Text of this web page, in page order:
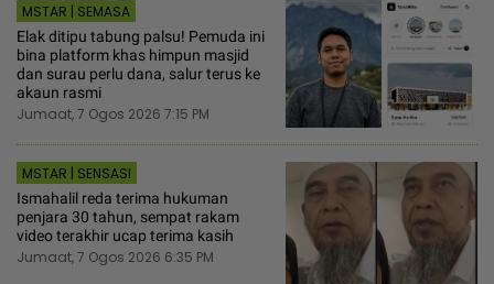
MSTAR | SEMASA
Elak ditipu tabung palsu! Pemuda ini
bina platform khas himpun masjid
dan surau perlu dana, salur terus ke
akaun rasmi
Jumaat, 7 Ogos 2026 7:15 PM
MSTAR | SENSASI
Ismahalil reda terima hukuman
penjara 30 tahun, sempat rakam
video terakhir ucap terima kasih
Jumaat, 7 Ogos 2026 6:35 PM